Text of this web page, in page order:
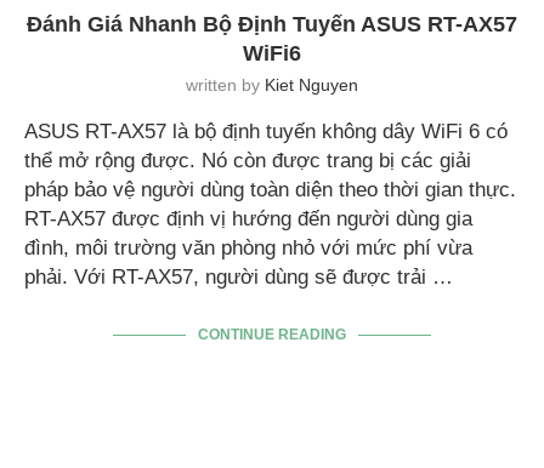
Đánh Giá Nhanh Bộ Định Tuyến ASUS RT-AX57
WiFi6
written by Kiet Nguyen
ASUS RT-AX57 là bộ định tuyến không dây WiFi 6 có
thể mở rộng được. Nó còn được trang bị các giải
pháp bảo vệ người dùng toàn diện theo thời gian thực.
RT-AX57 được định vị hướng đến người dùng gia
đình, môi trường văn phòng nhỏ với mức phí vừa
phải. Với RT-AX57, người dùng sẽ được trải …
CONTINUE READING